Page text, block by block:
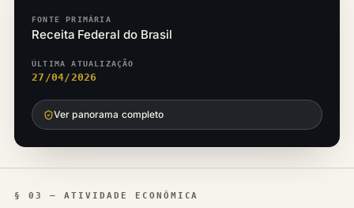
FONTE PRIMÁRIA
Receita Federal do Brasil
ÚLTIMA ATUALIZAÇÃO
27/04/2026
Ver panorama completo
§ 03 — ATIVIDADE ECONÔMICA